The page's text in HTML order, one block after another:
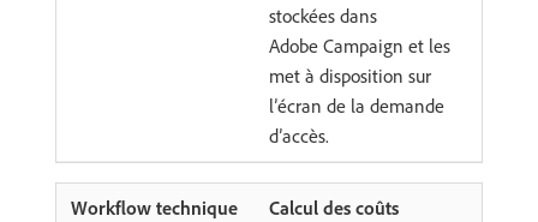
stockées dans
Adobe Campaign et les
met à disposition sur
l’écran de la demande
d’accès.
Calcul des coûts